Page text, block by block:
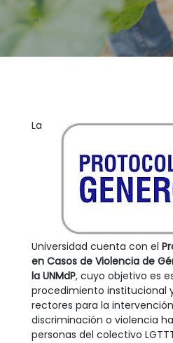
La
Universidad cuenta con el
en Casos de Violencia de
la UNMdP, cuyo objetivo es
procedimiento institucional
rectores para la
discriminación o violencia
personas del colectivo